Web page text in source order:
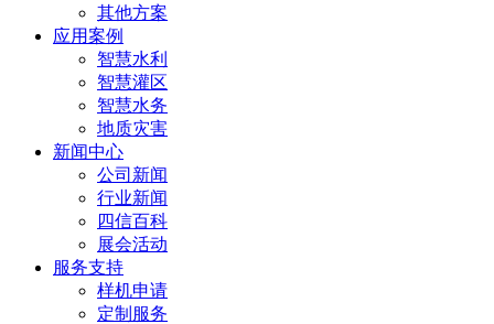
其他方案
应用案例
智慧水利
智慧灌区
智慧水务
地质灾害
新闻中心
公司新闻
行业新闻
四信百科
展会活动
服务支持
样机申请
定制服务